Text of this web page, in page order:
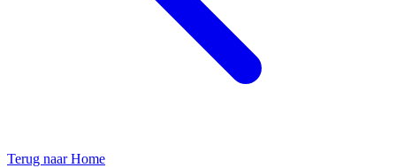
Terug naar Home